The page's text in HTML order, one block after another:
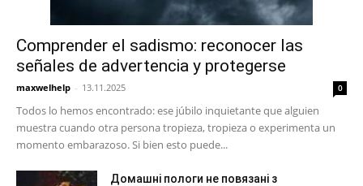
Comprender el sadismo: reconocer las
señales de advertencia y protegerse
maxwelhelp - 13.11.2025 0
Todos lo hemos encontrado: ese júbilo inquietante que alguien
muestra cuando otra persona tropieza, tropieza o experimenta un
momento embarazoso. Si bien esto puede...
Домашні пологи не повязані з